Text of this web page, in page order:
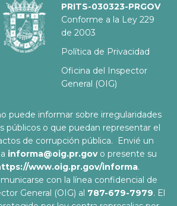
PRITS-030323-PRGOV
Conforme a la Ley 229
de 2003
Política de Privacidad
Oficina del Inspector
General (OIG)
puede informar sobre irregularidades
públicos o que puedan representar el
de corrupción pública. Envié un
informa@oig.pr.govo presente su
www.oig.pr.gov/informa.
con la línea confidencial de
General (OIG) al 787-679-7979. El